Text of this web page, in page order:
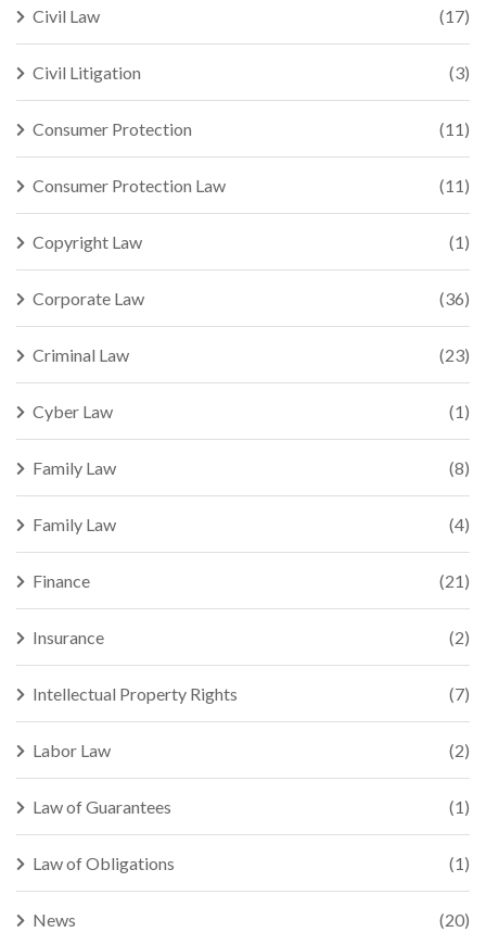
Civil Law (17)
Civil Litigation (3)
Consumer Protection (11)
Consumer Protection Law (11)
Copyright Law (1)
Corporate Law (36)
Criminal Law (23)
Cyber Law (1)
Family Law (8)
Family Law (4)
Finance (21)
Insurance (2)
Intellectual Property Rights (7)
Labor Law (2)
Law of Guarantees (1)
Law of Obligations (1)
News (20)